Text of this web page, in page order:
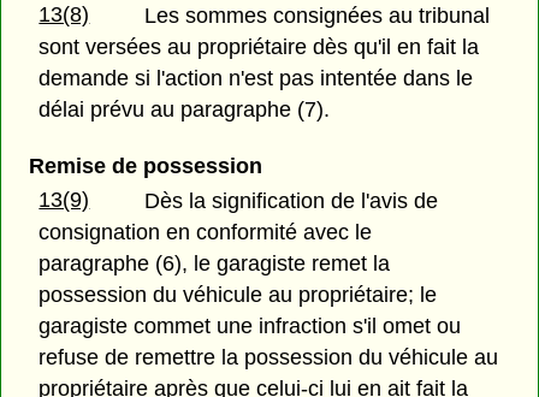
13(8)
Les sommes consignées au tribunal
sont versées au propriétaire dès qu'il en fait la
demande si l'action n'est pas intentée dans le
délai prévu au paragraphe (7).
Remise de possession
13(9)
Dès la signification de l'avis de
consignation en conformité avec le
paragraphe (6), le garagiste remet la
possession du véhicule au propriétaire; le
garagiste commet une infraction s'il omet ou
refuse de remettre la possession du véhicule au
propriétaire après que celui-ci lui en ait fait la